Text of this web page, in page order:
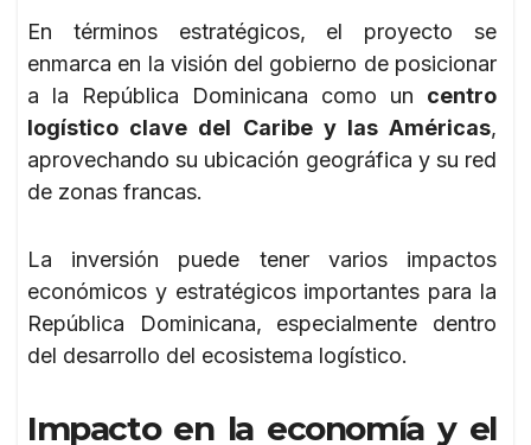
En términos estratégicos, el proyecto se
enmarca en la visión del gobierno de posicionar
a la República Dominicana como un centro
logístico clave del Caribe y las Américas,
aprovechando su ubicación geográfica y su red
de zonas francas.
La inversión puede tener varios impactos
económicos y estratégicos importantes para la
República Dominicana, especialmente dentro
del desarrollo del ecosistema logístico.
Impacto en la economía y el